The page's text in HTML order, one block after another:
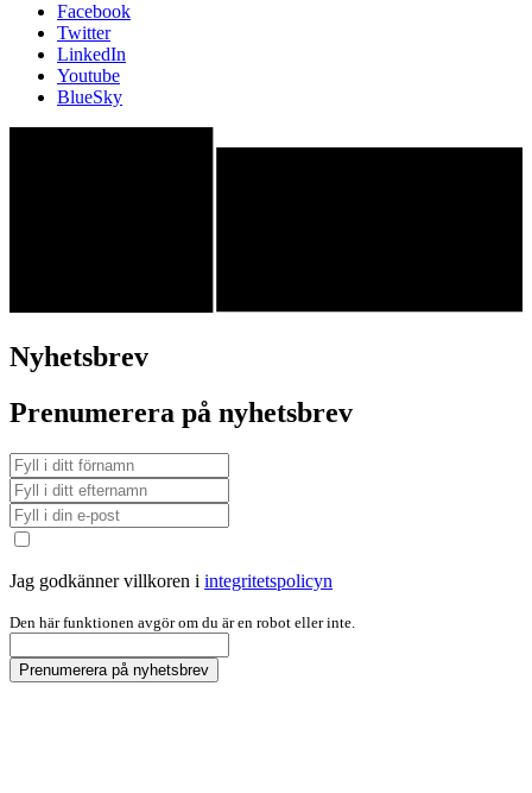
Facebook
Twitter
LinkedIn
Youtube
BlueSky
Nyhetsbrev
Prenumerera på nyhetsbrev
Jag godkänner villkoren i integritetspolicyn
Den här funktionen avgör om du är en robot eller inte.